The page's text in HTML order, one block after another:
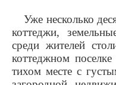
Уже несколько
коттеджи,
среди жителей
коттеджном
тихом месте с